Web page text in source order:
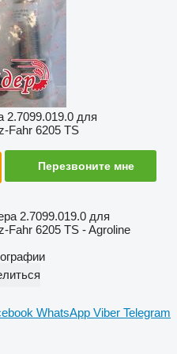
2.7099.019.0 для
Fahr 6205 TS
Перезвоните мне
WhatsApp Viber Telegram